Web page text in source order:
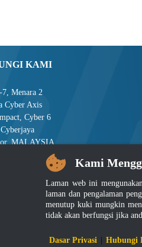
KAMI
7, Menara 2
Cyber Axis
Cyber 6
MALAYSIA
8008 2900
: central[at]jsm[dot]gov[dot]my
Kami
Laman web ini
laman dan pengalaman
menutup kuki mungkin
tidak akan berfungsi jika
Dasar Privasi Hubungi